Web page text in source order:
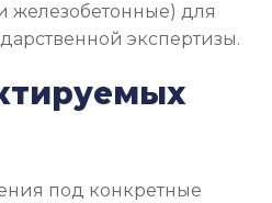
железобетонные) для
экспертизы.
под конкретные